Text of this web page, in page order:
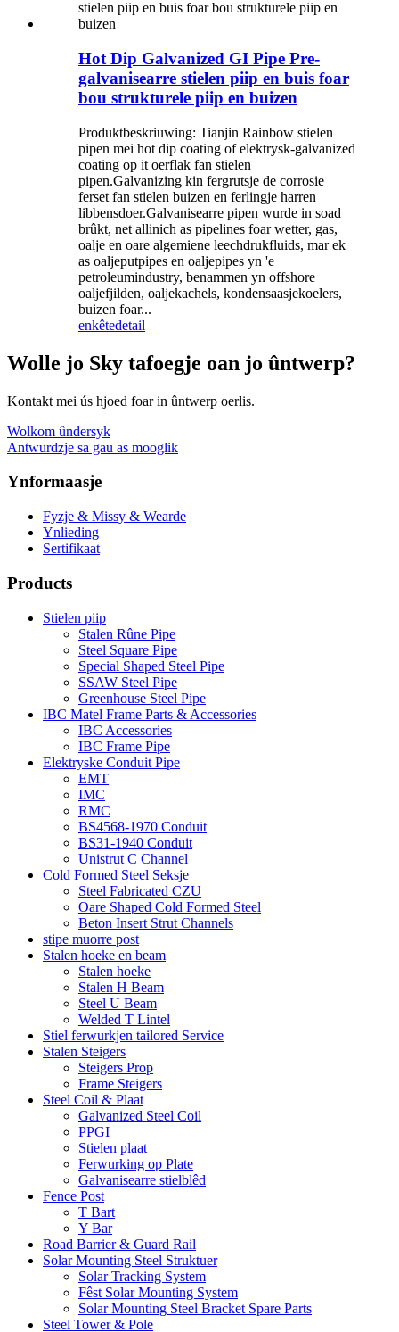
Hot Dip Galvanized GI Pipe Pre-
galvanisearre stielen piip en buis foar
bou strukturele piip en buizen
Produktbeskriuwing: Tianjin Rainbow stielen
pipen mei hot dip coating of elektrysk-galvanized
coating op it oerflak fan stielen
pipen.Galvanizing kin fergrutsje de corrosie
ferset fan stielen buizen en ferlingje harren
libbensdoer.Galvanisearre pipen wurde in soad
brûkt, net allinich as pipelines foar wetter, gas,
oalje en oare algemiene leechdrukfluids, mar ek
as oaljeputpipes en oaljepipes yn 'e
petroleumindustry, benammen yn offshore
oaljefjilden, oaljekachels, kondensaasjekoelers,
buizen foar...
enkêtedetail
Wolle jo Sky tafoegje oan jo ûntwerp?
Kontakt mei ús hjoed foar in ûntwerp oerlis.
Wolkom ûndersyk
Antwurdzje sa gau as mooglik
Ynformaasje
Fyzje & Missy & Wearde
Ynlieding
Sertifikaat
Products
Stielen piip
Stalen Rûne Pipe
Steel Square Pipe
Special Shaped Steel Pipe
SSAW Steel Pipe
Greenhouse Steel Pipe
IBC Matel Frame Parts & Accessories
IBC Accessories
IBC Frame Pipe
Elektryske Conduit Pipe
EMT
IMC
RMC
BS4568-1970 Conduit
BS31-1940 Conduit
Unistrut C Channel
Cold Formed Steel Seksje
Steel Fabricated CZU
Oare Shaped Cold Formed Steel
Beton Insert Strut Channels
stipe muorre post
Stalen hoeke en beam
Stalen hoeke
Stalen H Beam
Steel U Beam
Welded T Lintel
Stiel ferwurkjen tailored Service
Stalen Steigers
Steigers Prop
Frame Steigers
Steel Coil & Plaat
Galvanized Steel Coil
PPGI
Stielen plaat
Ferwurking op Plate
Galvanisearre stielblêd
Fence Post
T Bart
Y Bar
Road Barrier & Guard Rail
Solar Mounting Steel Struktuer
Solar Tracking System
Fêst Solar Mounting System
Solar Mounting Steel Bracket Spare Parts
Steel Tower & Pole